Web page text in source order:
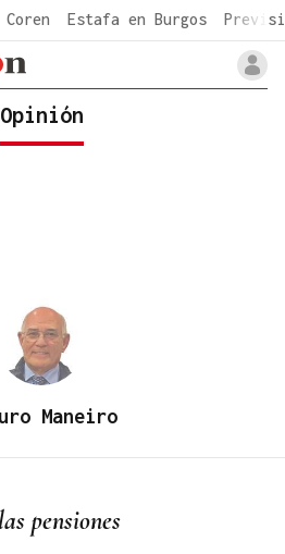
Estafa en Burgos
Opinión
Maneiro
pensiones